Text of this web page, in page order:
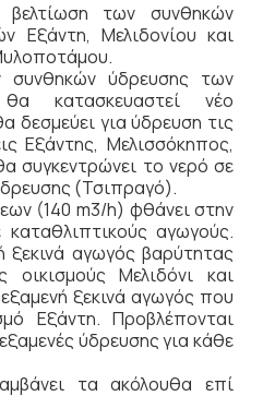
των συνθηκών
Εξάντη, Μελιδονίου και
συνθηκών ύδρευσης των
κατασκευαστεί νέο
δεσμεύει για ύδρευση τις
Εξάντης, Μελισσόκηπος,
συγκεντρώνει το νερό σε
(Τσιπραγό).
(140 m3/h) φθάνει στην
αγωγούς.
αγωγός βαρύτητας
Μελιδόνι και
ξεκινά αγωγός που
Εξάντη. Προβλέπονται
ύδρευσης για κάθε
τα ακόλουθα επί